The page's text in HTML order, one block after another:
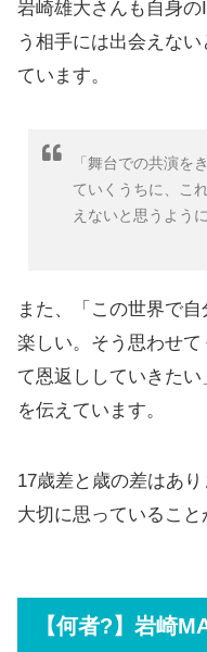
岩崎雄大さんも自身
う相手には出会えな
ています。
「舞台での共演を
ていくうちに、こ
えないと思うよう
また、「この世界で
楽しい。そう思わせ
て恩返ししていきた
を伝えています。
17歳差と歳の差はあ
大切に思っていること
【何者?】岩崎